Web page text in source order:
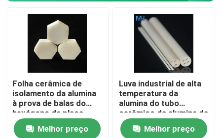
Folha cerâmica de
isolamento da alumina
à prova de balas do
hexágono da placa
cerâmica do óxido de
alumínio de 99%
Melhor preço
Luva industrial de alta
temperatura da
alumina do tubo
cerâmico da alumina da
pureza alta de 99%
Melhor preço